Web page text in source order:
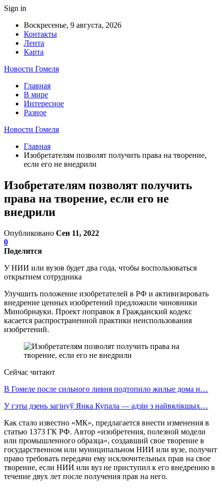
Sign in
Воскресенье, 9 августа, 2026
Контакты
Лента
Карта
Новости Гомеля
Главная
В мире
Интересное
Разное
Новости Гомеля
Главная
Изобретателям позволят получить права на творение,
если его не внедрили
Изобретателям позволят получить
права на творение, если его не
внедрили
Опубликовано Сен 11, 2022
0
Поделится
У НИИ или вузов будет два года, чтобы воспользоваться
открытием сотрудника
Улучшить положение изобретателей в РФ и активизировать
внедрение ценных изобретений предложили чиновники
Минобрнауки. Проект поправок в Гражданский кодекс
касается распространенной практики неиспользования
изобретений.
Сейчас читают
В Гомеле после сильного ливня подтопило жилые дома и…
У гэты дзень загінуў Янка Купала — адзін з найвялікшых…
Как стало известно «МК», предлагается внести изменения в
статью 1373 ГК РФ. Автор «изобретения, полезной модели
или промышленного образца», создавший свое творение в
государственном или муниципальном НИИ или вузе, получит
право требовать передачи ему исключительных прав на свое
творение, если НИИ или вуз не приступил к его внедрению в
течение двух лет после получения прав на него.